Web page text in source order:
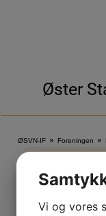
Øster
ØSVN-IF » Foreningen »
2020
Vi og vores